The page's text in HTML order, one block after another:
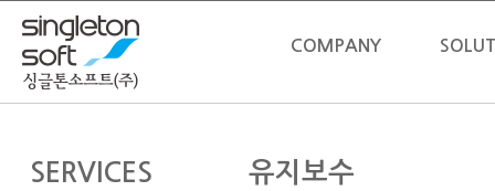
COMPANY
SERVICES 유지보수